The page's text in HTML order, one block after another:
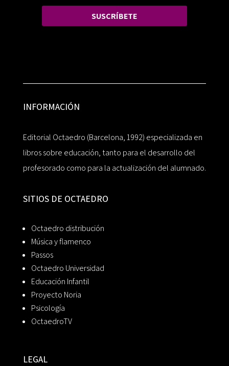
SUSCRÍBETE
INFORMACIÓN
Editorial Octaedro (Barcelona, 1992) especializada en
libros sobre educación, tanto para el desarrollo del
profesorado como para la actualización del alumnado.
SITIOS DE OCTAEDRO
Octaedro distribución
Música y flamenco
Passos
Octaedro Universidad
Educación Infantil
Proyecto Noria
Psicología
OctaedroTV
LEGAL